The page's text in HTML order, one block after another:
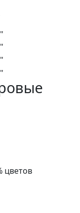
цветов